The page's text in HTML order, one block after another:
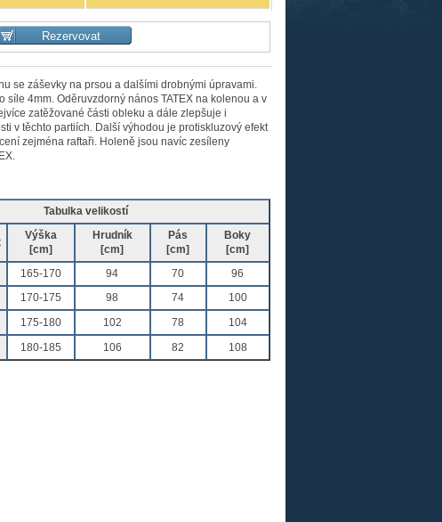
se záševky na prsou a dalšími drobnými úpravami.
síle 4mm. Oděruvzdorný nános TATEX na kolenou a v
zatěžované části obleku a dále zlepšuje i
v těchto partiích. Další výhodou je protiskluzový efekt
zejména raftaři. Holeně jsou navíc zesíleny
Tabulka velikostí
Výška
[cm]
Hrudník
[cm]
Pás
[cm]
Boky
[cm]
165-170 94 70
96
170-175 98 74
100
175-180 102 78
104
180-185 106 82 108